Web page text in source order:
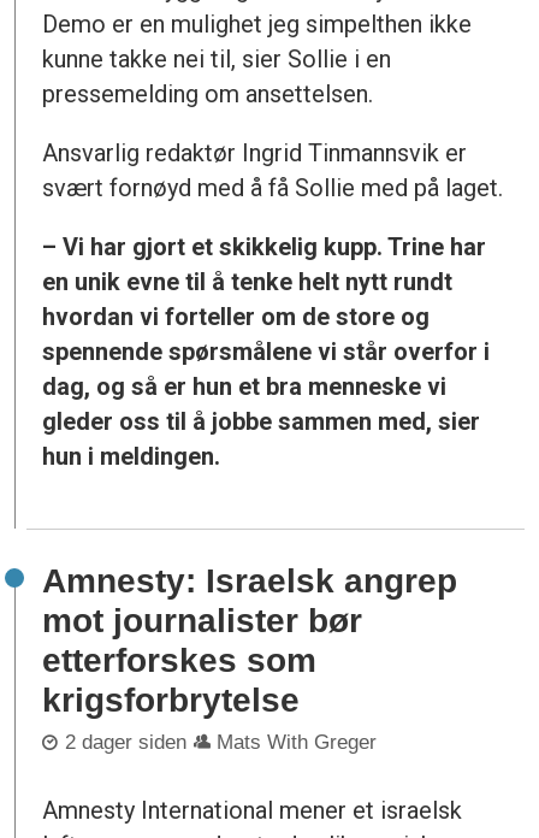
Demo er en mulighet jeg simpelthen ikke
kunne takke nei til, sier Sollie i en
pressemelding om ansettelsen.
Ansvarlig redaktør Ingrid Tinmannsvik er
svært fornøyd med å få Sollie med på laget.
– Vi har gjort et skikkelig kupp. Trine har
en unik evne til å tenke helt nytt rundt
hvordan vi forteller om de store og
spennende spørsmålene vi står overfor i
dag, og så er hun et bra menneske vi
gleder oss til å jobbe sammen med, sier
hun i meldingen.
Amnesty: Israelsk angrep
mot journalister bør
etterforskes som
krigsforbrytelse
2 dager siden Mats With Greger
Amnesty International mener et israelsk